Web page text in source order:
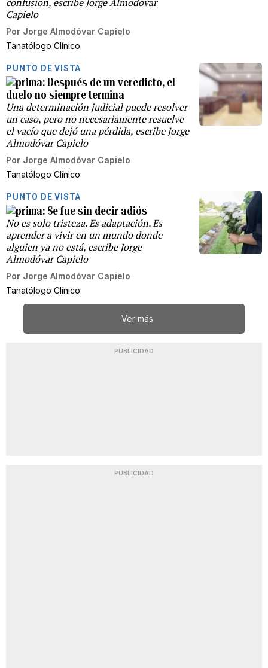
Capielo
Por Jorge Almodóvar Capielo
Tanatólogo Clínico
PUNTO DE VISTA
Después de un veredicto, el
duelo no siempre termina
Una determinación judicial puede resolver
un caso, pero no necesariamente resuelve
el vacío que dejó una pérdida, escribe Jorge
Almodóvar Capielo
Por Jorge Almodóvar Capielo
Tanatólogo Clínico
PUNTO DE VISTA
Se fue sin decir adiós
No es solo tristeza. Es adaptación. Es
aprender a vivir en un mundo donde
alguien ya no está, escribe Jorge
Almodóvar Capielo
Por Jorge Almodóvar Capielo
Tanatólogo Clínico
Ver más
PUBLICIDAD
PUBLICIDAD